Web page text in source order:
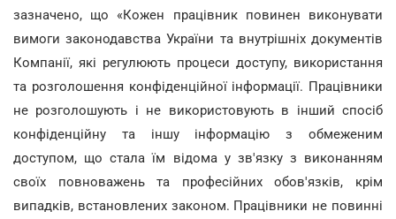
зазначено, що «Кожен працівник повинен виконувати
вимоги законодавства України та внутрішніх документів
Компанії, які регулюють процеси доступу, використання
та розголошення конфіденційної інформації. Працівники
не розголошують і не використовують в інший спосіб
конфіденційну та іншу інформацію з обмеженим
доступом, що стала їм відома у зв'язку з виконанням
своїх повноважень та професійних обов'язків, крім
випадків, встановлених законом. Працівники не повинні